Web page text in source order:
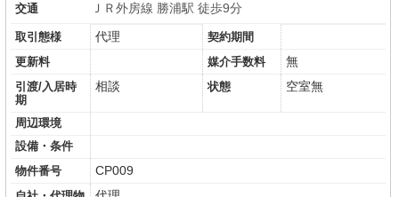
交通 ＪＲ外房線 勝浦駅 徒歩9分
取引態様 代理
契約期間
更新料
媒介手数料 無
引渡/入居時
期
相談 状態 空室無
周辺環境
設備・条件
物件番号
CP009